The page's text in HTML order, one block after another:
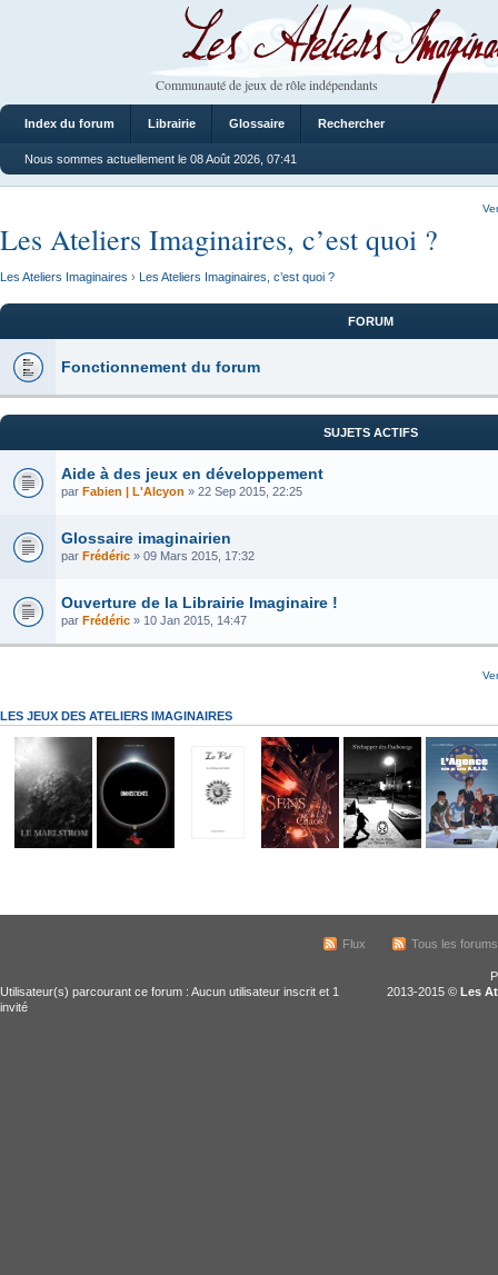
Les Ateliers Imaginaires
Communauté de jeux de rôle indépendants
Index du forum Librairie Glossaire Rechercher
Nous sommes actuellement le 08 Août 2026, 07:41
Les Ateliers Imaginaires, c’est quoi ?
Les Ateliers Imaginaires › Les Ateliers Imaginaires, c’est quoi ?
FORUM
Fonctionnement du forum
SUJETS ACTIFS
Aide à des jeux en développement
par Fabien | L'Alcyon » 22 Sep 2015, 22:25
Glossaire imaginairien
par Frédéric » 09 Mars 2015, 17:32
Ouverture de la Librairie Imaginaire !
par Frédéric » 10 Jan 2015, 14:47
LES JEUX DES ATELIERS IMAGINAIRES
Flux Tous les forums
Utilisateur(s) parcourant ce forum : Aucun utilisateur inscrit et 1
invité
2013-2015 ©Les